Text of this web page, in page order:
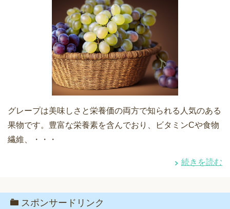
グレープは美味しさと栄養価の両方で知られる人気のある
果物です。豊富な栄養素を含んでおり、ビタミンCや食物
繊維、・・・
続きを読む
スポンサードリンク